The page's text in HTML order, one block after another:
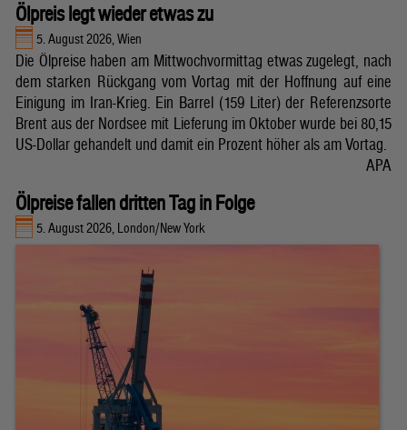
Ölpreis legt wieder etwas zu
5. August 2026, Wien
Die Ölpreise haben am Mittwochvormittag etwas zugelegt, nach
dem starken Rückgang vom Vortag mit der Hoffnung auf eine
Einigung im Iran-Krieg. Ein Barrel (159 Liter) der Referenzsorte
Brent aus der Nordsee mit Lieferung im Oktober wurde bei 80,15
US-Dollar gehandelt und damit ein Prozent höher als am Vortag.
APA
Ölpreise fallen dritten Tag in Folge
5. August 2026, London/New York